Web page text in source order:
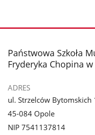
stopka
Państwowa Szkoła
Fryderyka Chopina
ADRES
ul. Strzelców Bytomskich
45-084 Opole
NIP 7541137814